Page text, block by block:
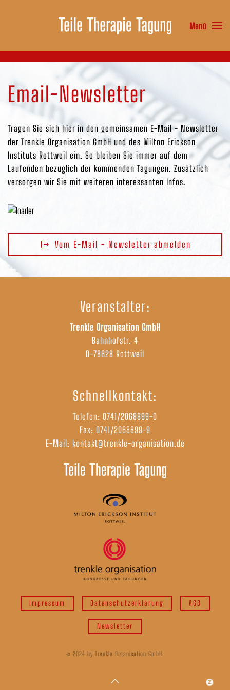
Zum Hauptinhalt springen Menü
Email-Newsletter
Tragen Sie sich hier in den gemeinsamen E-Mail - Newsletter
der Trenkle Organisation GmbH und des Milton Erickson
Instituts Rottweil ein. So bleiben Sie immer auf dem
Laufenden bezüglich der kommenden Tagungen. Zusätzlich
versorgen wir Sie mit weiteren interessanten Infos.
Vom E-Mail - Newsletter abmelden
Veranstalter:
Trenkle Organisation GmbH
Bahnhofstr. 4
D-78628 Rottweil
Schnellkontakt:
Telefon: 0741/2068899-0
Fax: 0741/2068899-9
E-Mail: kontakt@trenkle-organisation.de
Impressum Datenschutzerklärung AGB
Newsletter
© 2024 by Trenkle Organisation GmbH.